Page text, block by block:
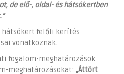
de elő-, oldal- és hátsókertben
hátsókert felőli kerítés
vonatkoznak.
fogalom-meghatározások
meghatározásokat: „Áttört